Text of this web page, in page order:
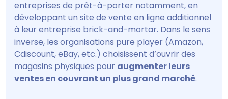
entreprises de prêt-à-porter notamment, en
développant un site de vente en ligne additionnel
à leur entreprise brick-and-mortar. Dans le sens
inverse, les organisations pure player (Amazon,
Cdiscount, eBay, etc.) choisissent d’ouvrir des
magasins physiques pour augmenter leurs
ventes en couvrant un plus grand marché.